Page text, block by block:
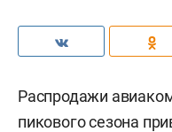
Распродажи
пикового сезона